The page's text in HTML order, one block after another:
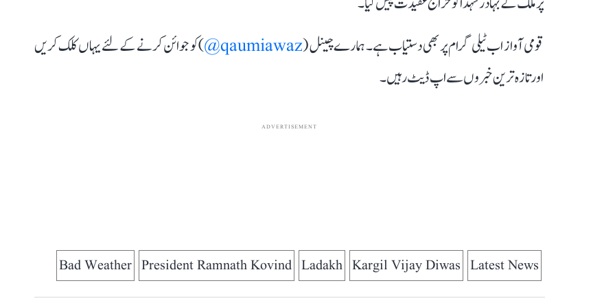
قومی آواز اب ٹیلی گرام پر بھی دستیاب ہے۔ ہمارے چینل (qaumiawaz@
) کو جوائن کرنے کے لئے یہاں کلک کریں
اور تازہ ترین خبروں سے اپ ڈیٹ رہیں۔
ADVERTISEMENT
Latest News
Kargil Vijay Diwas
Ladakh
President Ramnath Kovind
Bad Weather